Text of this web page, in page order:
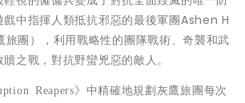
中指揮人類抵抗邪惡的最後軍團Ashen H
團），利用戰略性的團隊戰術、奇襲和武
之戰，對抗野蠻兇惡的敵人。
Reapers》 中精確地規劃灰鷹旅團每次